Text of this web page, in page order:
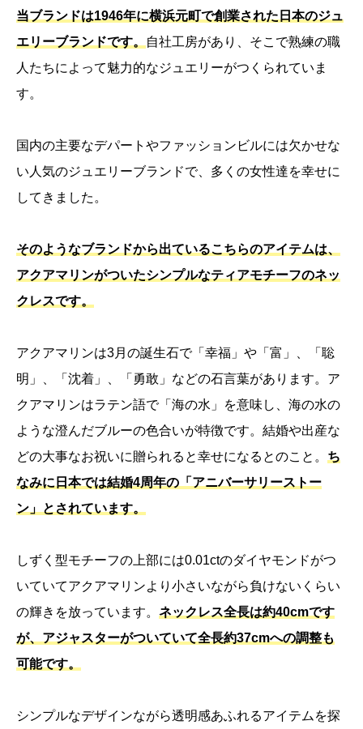
当ブランドは1946年に横浜元町で創業された日本のジュ
エリーブランドです。自社工房があり、そこで熟練の職
人たちによって魅力的なジュエリーがつくられていま
す。
国内の主要なデパートやファッションビルには欠かせな
い人気のジュエリーブランドで、多くの女性達を幸せに
してきました。
そのようなブランドから出ているこちらのアイテムは、
アクアマリンがついたシンプルなティアモチーフのネッ
クレスです。
アクアマリンは3月の誕生石で「幸福」や「富」、「聡
明」、「沈着」、「勇敢」などの石言葉があります。ア
クアマリンはラテン語で「海の水」を意味し、海の水の
ような澄んだブルーの色合いが特徴です。結婚や出産な
どの大事なお祝いに贈られると幸せになるとのこと。 ち
なみに日本では結婚4周年の「アニバーサリーストー
ン」とされています。
しずく型モチーフの上部には0.01ctのダイヤモンドがつ
いていてアクアマリンより小さいながら負けないくらい
の輝きを放っています。 ネックレス全長は約40cmです
が、アジャスターがついていて全長約37cmへの調整も
可能です。
シンプルなデザインながら透明感あふれるアイテムを探